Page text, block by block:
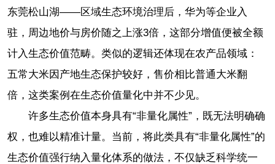
东莞松山湖——区域生态环境治理后，华为等企业入
驻，周边地价与房价随之上涨3倍，这部分增值便被全额
计入生态价值范畴。类似的逻辑还体现在农产品领域：
五常大米因产地生态保护较好，售价相比普通大米翻
倍，这类案例在生态价值量化中并不少见。
许多生态价值本身具有“非量化属性”，既无法明确确
权，也难以精准计量。当前，将此类具有“非量化属性”的
生态价值强行纳入量化体系的做法，不仅缺乏科学统一